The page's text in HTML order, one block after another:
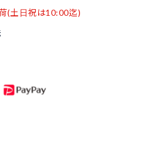
(土日祝は10:00迄)